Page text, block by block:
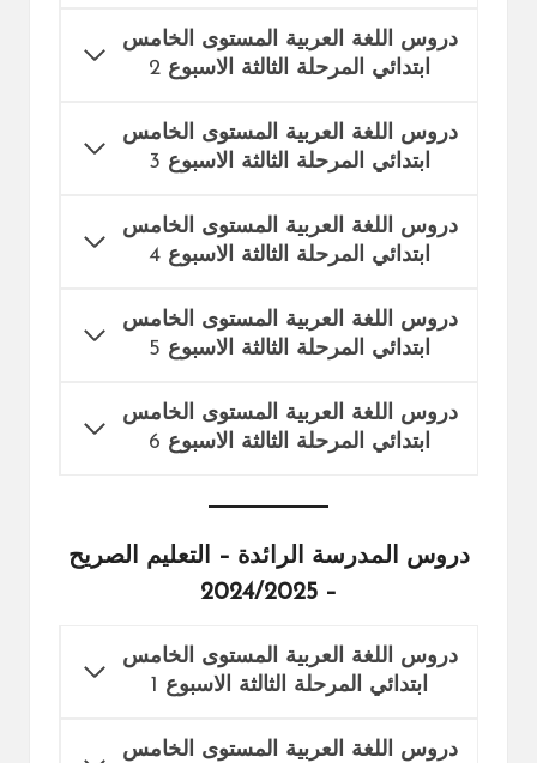
دروس اللغة العربية المستوى الخامس
ابتدائي المرحلة الثالثة الاسبوع 2
دروس اللغة العربية المستوى الخامس
ابتدائي المرحلة الثالثة الاسبوع 3
دروس اللغة العربية المستوى الخامس
ابتدائي المرحلة الثالثة الاسبوع 4
دروس اللغة العربية المستوى الخامس
ابتدائي المرحلة الثالثة الاسبوع 5
دروس اللغة العربية المستوى الخامس
ابتدائي المرحلة الثالثة الاسبوع 6
دروس المدرسة الرائدة – التعليم الصريح
– 2024/2025
دروس اللغة العربية المستوى الخامس
ابتدائي المرحلة الثالثة الاسبوع 1
دروس اللغة العربية المستوى الخامس